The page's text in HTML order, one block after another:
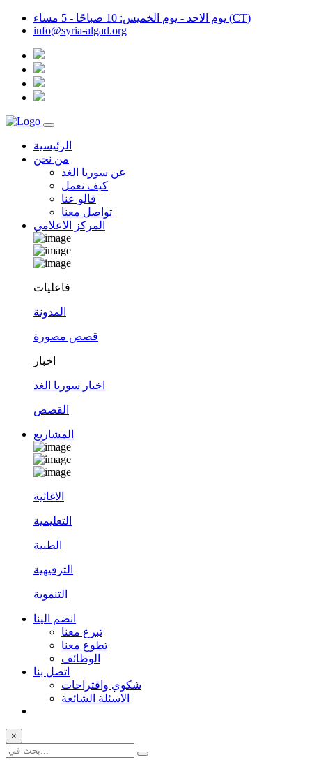
يوم الاحد - يوم الخميس: 10 صباحًا - 5 مساء (CT)
info@syria-algad.org
الرئيسية
من نحن
عن سوريا الغد
كيف نعمل
قالو عنا
تواصل معنا
المركز الاعلامي
فاعليات
المدونة
قصص مصورة
اخبار
اخبار سوريا الغد
القصص
المشاريع
الاغاثية
التعليمية
الطبية
الترفيهية
التنموية
انضم الينا
تبرع معنا
تطوع معنا
الوظائف
اتصل بنا
شكوي واقتراحات
الاسئلة الشائعة
×